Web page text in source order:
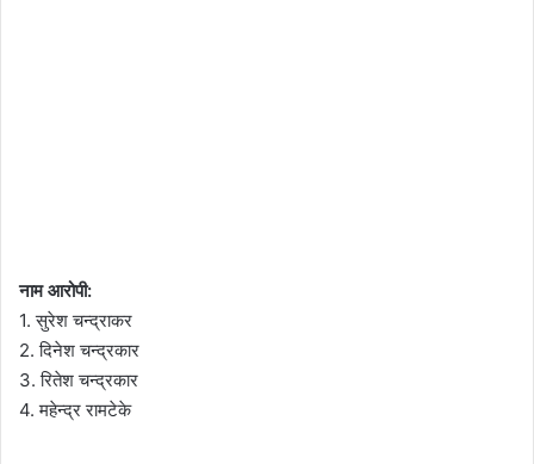
नाम आरोपी:
1. सुरेश चन्द्राकर
2. दिनेश चन्द्रकार
3. रितेश चन्द्रकार
4. महेन्द्र रामटेके